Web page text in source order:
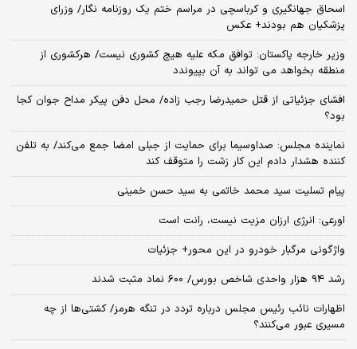
اسحاق جهانگیری و کرباسچی در مراسم ختم یک روزنامه نگار/ وزرای
پزشکیان هم بودند+ عکس
وزیر خارجه پاکستان: توافق مکه علیه هیچ کشوری نیست/ هرکشوری از
منطقه بخواهد می تواند به آن بپیوندد
افشای جزئیاتی از قتل حمیدرضا رجب زاده/ محل دفن پیکر مداح جوان کجا
بود؟
نماینده مجلس: صداوسیما برای حمایت از جبلی امضا جمع می‌کند/ به تلفن
کننده هشدار دادم این کار زشت را متوقف کند
پیام تسلیت سید محمد خاتمی به سید حسن خمینی
اورعی: انرژی ارزان مزیت نیست، رانت است
واژگونی مرگبار خودرو در این محور+ جزئیات
رشد 94 هزار واحدی شاخص بورس/ 600 نماد مثبت شدند
اظهارات نائب رئیس مجلس درباره تردد در تنگه هرمز/ کشتی‌ها از چه
مسیری عبور می‌کنند؟